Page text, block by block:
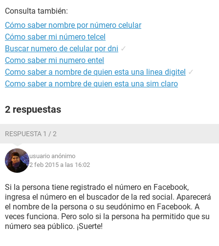
Consulta también:
Cómo saber nombre por número celular
Cómo saber mi número telcel
Buscar numero de celular por dni ✓
Como saber mi numero entel
Como saber a nombre de quien esta una linea digitel ✓
Como saber a nombre de quien esta una sim claro
2 respuestas
RESPUESTA 1 / 2
usuario anónimo
2 feb 2015 a las 16:02
Si la persona tiene registrado el número en Facebook,
ingresa el número en el buscador de la red social. Aparecerá
el nombre de la persona o su seudónimo en Facebook. A
veces funciona. Pero solo si la persona ha permitido que su
número sea público. ¡Suerte!